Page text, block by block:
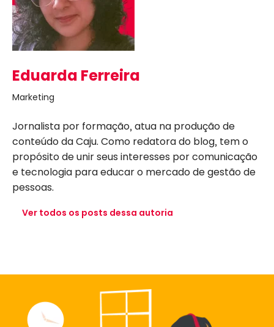
Eduarda Ferreira
Marketing
Jornalista por formação, atua na produção de
conteúdo da Caju. Como redatora do blog, tem o
propósito de unir seus interesses por comunicação
e tecnologia para educar o mercado de gestão de
pessoas.
Ver todos os posts dessa autoria